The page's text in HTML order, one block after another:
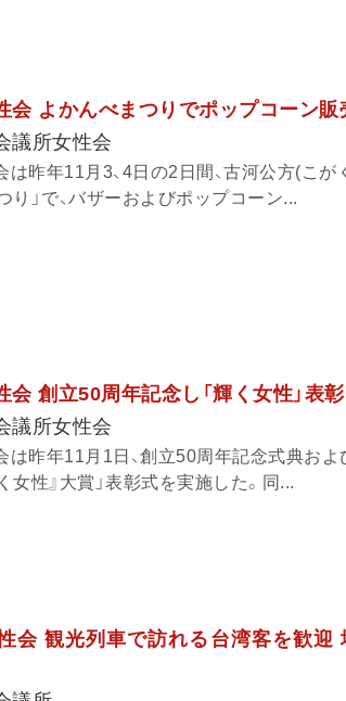
会 よかんべまつりでポップコーン販
所女性会
昨年11月3、4日の2日間、古河公方(こが
」で、バザーおよびポップコーン...
創立50周年記念し「輝く女性」表彰
議所女性会
は昨年11月1日、創立50周年記念式典お
女性』大賞」表彰式を実施した。同...
会 観光列車で訪れる台湾客を歓迎